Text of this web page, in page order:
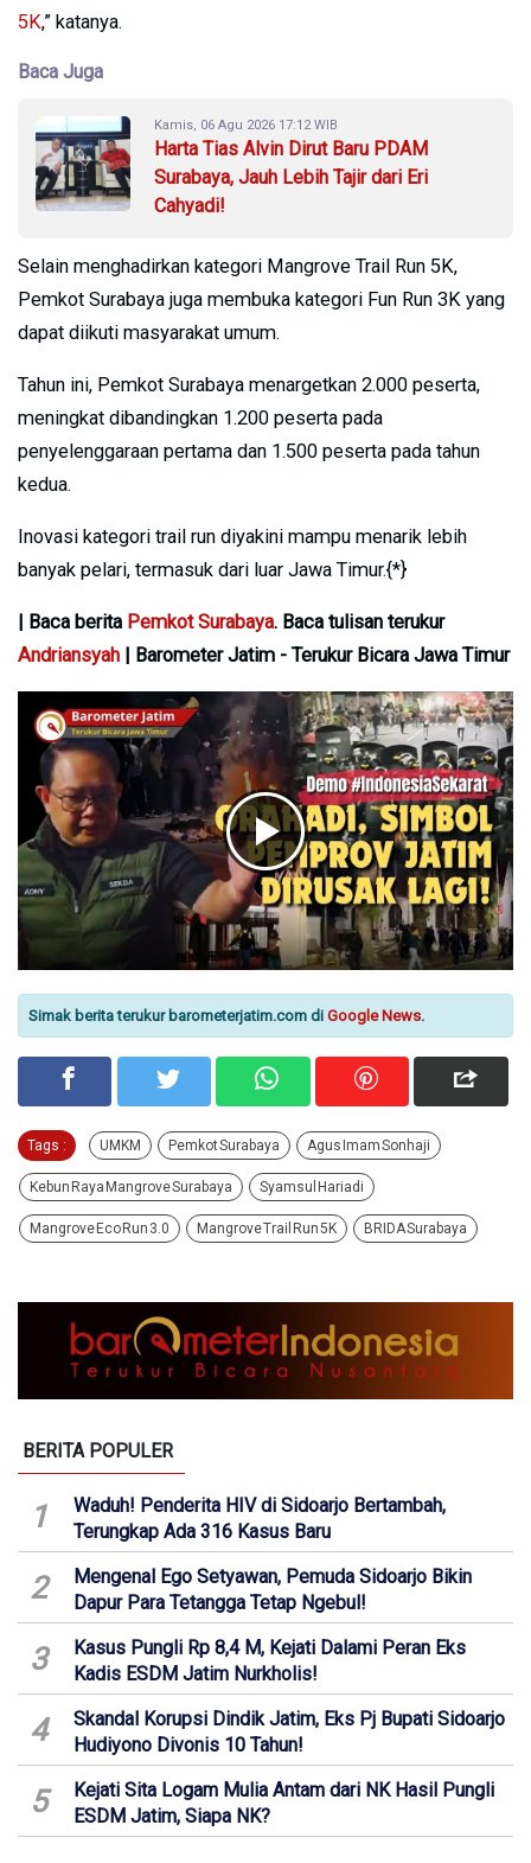
5K,” katanya.
Baca Juga
Kamis, 06 Agu 2026 17:12 WIB
Harta Tias Alvin Dirut Baru PDAM
Surabaya, Jauh Lebih Tajir dari Eri
Cahyadi!
Selain menghadirkan kategori Mangrove Trail Run 5K,
Pemkot Surabaya juga membuka kategori Fun Run 3K yang
dapat diikuti masyarakat umum.
Tahun ini, Pemkot Surabaya menargetkan 2.000 peserta,
meningkat dibandingkan 1.200 peserta pada
penyelenggaraan pertama dan 1.500 peserta pada tahun
kedua.
Inovasi kategori trail run diyakini mampu menarik lebih
banyak pelari, termasuk dari luar Jawa Timur.{*}
| Baca berita Pemkot Surabaya. Baca tulisan terukur
Andriansyah | Barometer Jatim - Terukur Bicara Jawa Timur
Simak berita terukur barometerjatim.com di Google News.
Tags : UMKM Pemkot Surabaya Agus Imam Sonhaji
Kebun Raya Mangrove Surabaya Syamsul Hariadi
Mangrove Eco Run 3.0 Mangrove Trail Run 5K BRIDA Surabaya
BERITA POPULER
1
Waduh! Penderita HIV di Sidoarjo Bertambah,
Terungkap Ada 316 Kasus Baru
2
Mengenal Ego Setyawan, Pemuda Sidoarjo Bikin
Dapur Para Tetangga Tetap Ngebul!
3
Kasus Pungli Rp 8,4 M, Kejati Dalami Peran Eks
Kadis ESDM Jatim Nurkholis!
4
Skandal Korupsi Dindik Jatim, Eks Pj Bupati Sidoarjo
Hudiyono Divonis 10 Tahun!
5
Kejati Sita Logam Mulia Antam dari NK Hasil Pungli
ESDM Jatim, Siapa NK?